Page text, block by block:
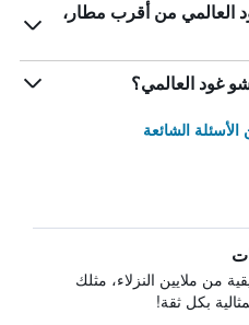
العالمي من أقرب مطار،
غود العالمي؟
الشائعة
من ملايين النزلاء، مثلك
بكل ثقة!